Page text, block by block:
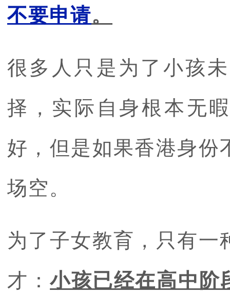
不要申请。
很多人只是为了小孩
择，实际自身根本无
好，但是如果香港身
场空。
为了子女教育，只有
才：小孩已经在高中阶